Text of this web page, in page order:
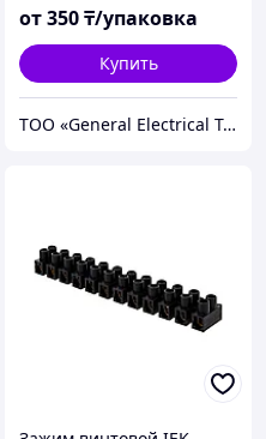
от350₸/упаковка
Купить
ТОО «General Electrical Technology"